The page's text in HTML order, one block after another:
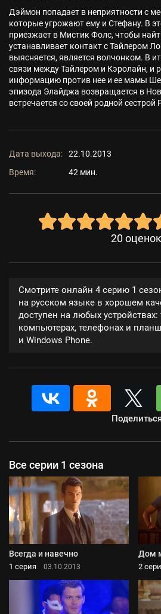
Дэймон попадает в неприятности с
которые угрожают ему и Стефану. В
приезжает в Мистик Фолс, чтобы
устанавливает контакт с Тайлером
выясняется, является волчонком. В
связи между Тайлером и Кэролайн, и
информацию против нее и ее мамы
эпизода Элайджа возвращается в
встречается со своей родной сестрой
Дата выхода:
22.10.2013
Время:
42 мин.
20 оценок
Смотрите онлайн 4 серию 1
на русском языке в хорошем
доступен на любых устройствах:
компьютерах, телефонах и
и Windows Phone.
Все серии 1 сезона
Всегда и навечно
1 серия 03.10.2013
Дом
2